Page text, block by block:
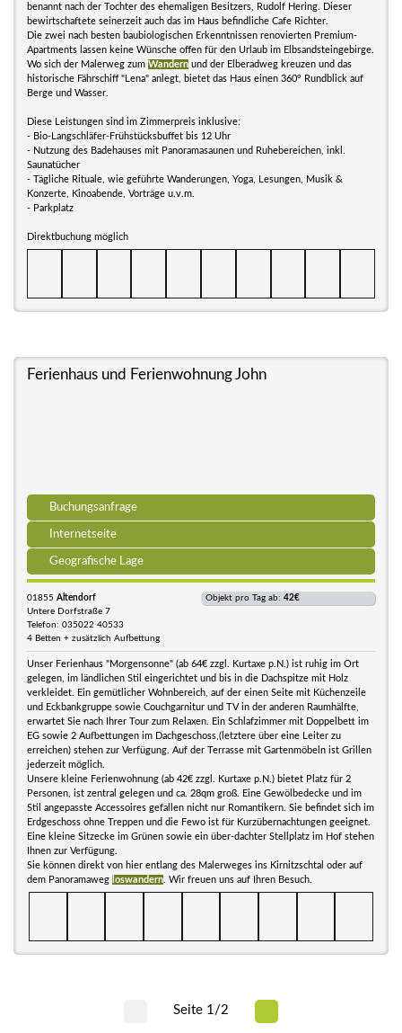
benannt nach der Tochter des ehemaligen Besitzers, Rudolf Hering. Dieser
bewirtschaftete seinerzeit auch das im Haus befindliche Cafe Richter.
Die zwei nach besten baubiologischen Erkenntnissen renovierten Premium-
Apartments lassen keine Wünsche offen für den Urlaub im Elbsandsteingebirge.
Wo sich der Malerweg zum Wandern und der Elberadweg kreuzen und das
historische Fährschiff "Lena" anlegt, bietet das Haus einen 360° Rundblick auf
Berge und Wasser.
Diese Leistungen sind im Zimmerpreis inklusive:
- Bio-Langschläfer-Frühstücksbuffet bis 12 Uhr
- Nutzung des Badehauses mit Panoramasaunen und Ruhebereichen, inkl.
Saunatücher
- Tägliche Rituale, wie geführte Wanderungen, Yoga, Lesungen, Musik &
Konzerte, Kinoabende, Vorträge u.v.m.
- Parkplatz
Direktbuchung möglich
Ferienhaus und Ferienwohnung John
Buchungsanfrage
Internetseite
Geografische Lage
01855 Altendorf
Untere Dorfstraße 7
Telefon: 035022 40533
4 Betten + zusätzlich Aufbettung
Objekt pro Tag ab: 42€
Unser Ferienhaus "Morgensonne" (ab 64€ zzgl. Kurtaxe p.N.) ist ruhig im Ort
gelegen, im ländlichen Stil eingerichtet und bis in die Dachspitze mit Holz
verkleidet. Ein gemütlicher Wohnbereich, auf der einen Seite mit Küchenzeile
und Eckbankgruppe sowie Couchgarnitur und TV in der anderen Raumhälfte,
erwartet Sie nach Ihrer Tour zum Relaxen. Ein Schlafzimmer mit Doppelbett im
EG sowie 2 Aufbettungen im Dachgeschoss,(letztere über eine Leiter zu
erreichen) stehen zur Verfügung. Auf der Terrasse mit Gartenmöbeln ist Grillen
jederzeit möglich.
Unsere kleine Ferienwohnung (ab 42€ zzgl. Kurtaxe p.N.) bietet Platz für 2
Personen, ist zentral gelegen und ca. 28qm groß. Eine Gewölbedecke und im
Stil angepasste Accessoires gefallen nicht nur Romantikern. Sie befindet sich im
Erdgeschoss ohne Treppen und die Fewo ist für Kurzübernachtungen geeignet.
Eine kleine Sitzecke im Grünen sowie ein über-dachter Stellplatz im Hof stehen
Ihnen zur Verfügung.
Sie können direkt von hier entlang des Malerweges ins Kirnitzschtal oder auf
dem Panoramaweg loswandern . Wir freuen uns auf Ihren Besuch.
Seite 1/2